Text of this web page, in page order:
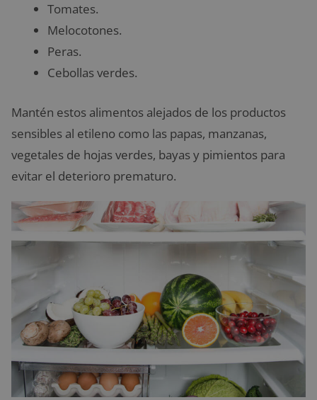
Tomates.
Melocotones.
Peras.
Cebollas verdes.
Mantén estos alimentos alejados de los productos
sensibles al etileno como las papas, manzanas,
vegetales de hojas verdes, bayas y pimientos para
evitar el deterioro prematuro.